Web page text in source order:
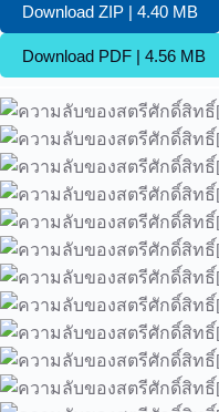
Download ZIP | 4.40 MB
Download PDF | 4.56 MB